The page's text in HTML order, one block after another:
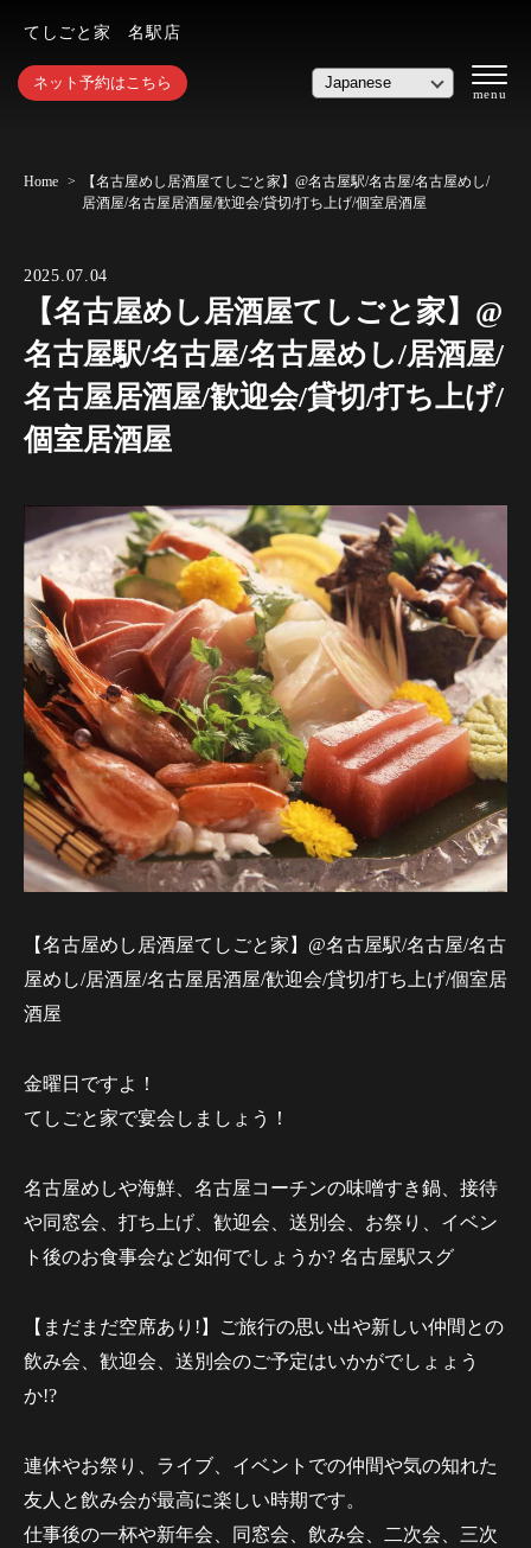
てしごと家 名駅店
ネット予約はこちら
Home
【名古屋めし居酒屋てしごと家】@名古屋駅/名古屋/名古屋めし/
居酒屋/名古屋居酒屋/歓迎会/貸切/打ち上げ/個室居酒屋
2025.07.04
【名古屋めし居酒屋てしごと家】@
名古屋駅/名古屋/名古屋めし/居酒屋/
名古屋居酒屋/歓迎会/貸切/打ち上げ/
個室居酒屋
【名古屋めし居酒屋てしごと家】@名古屋駅/名古屋/名古
屋めし/居酒屋/名古屋居酒屋/歓迎会/貸切/打ち上げ/個室居
酒屋
金曜日ですよ！
てしごと家で宴会しましょう！
名古屋めしや海鮮、名古屋コーチンの味噌すき鍋、接待
や同窓会、打ち上げ、歓迎会、送別会、お祭り、イベン
ト後のお食事会など如何でしょうか? 名古屋駅スグ
【まだまだ空席あり!】ご旅行の思い出や新しい仲間との
飲み会、歓迎会、送別会のご予定はいかがでしょょう
か!?
連休やお祭り、ライブ、イベントでの仲間や気の知れた
友人と飲み会が最高に楽しい時期です。
仕事後の一杯や新年会、同窓会、飲み会、二次会、三次